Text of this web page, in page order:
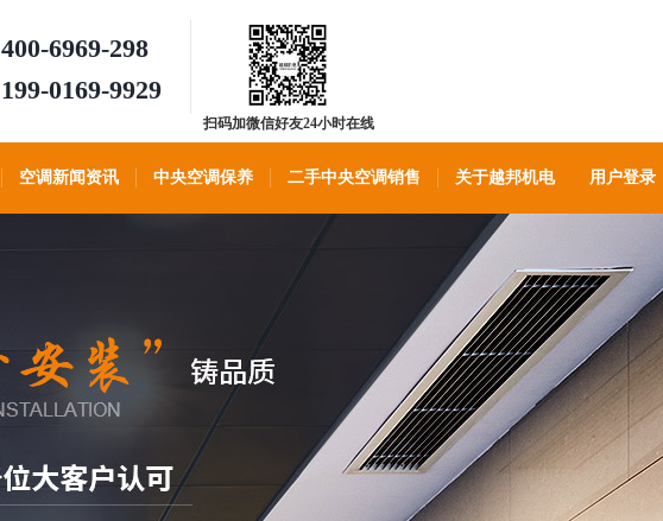
400-6969-298
199-0169-9929
扫码加微信好友24小时在线
空调新闻资讯 中央空调保养 二手中央空调销售 关于越邦机电 用户登录